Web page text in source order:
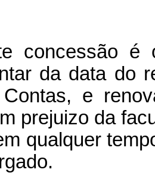
concessão é
da data do
e
prejuizo da
qualquer